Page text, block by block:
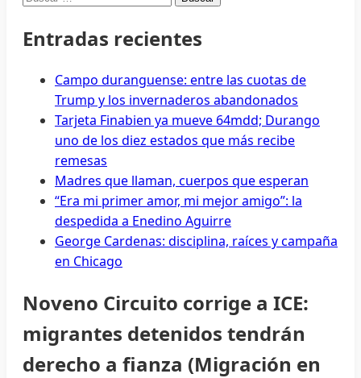
Entradas recientes
Campo duranguense: entre las cuotas de
Trump y los invernaderos abandonados
Tarjeta Finabien ya mueve 64mdd; Durango
uno de los diez estados que más recibe
remesas
Madres que llaman, cuerpos que esperan
“Era mi primer amor, mi mejor amigo”: la
despedida a Enedino Aguirre
George Cardenas: disciplina, raíces y campaña
en Chicago
Noveno Circuito corrige a ICE:
migrantes detenidos tendrán
derecho a fianza (Migración en